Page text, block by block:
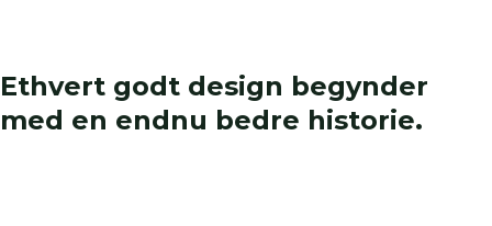
Ethvert godt design begynder
med en endnu bedre historie.